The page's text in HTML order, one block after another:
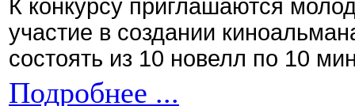
К конкурсу приглашаются
участие в создании
состоять из 10 новелл по 10
Подробнее ...